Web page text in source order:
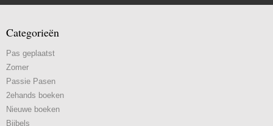
Categorieën
Pas geplaatst
Zomer
Passie Pasen
2ehands boeken
Nieuwe boeken
Bijbels